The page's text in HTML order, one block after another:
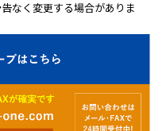
なく変更する場合がありま